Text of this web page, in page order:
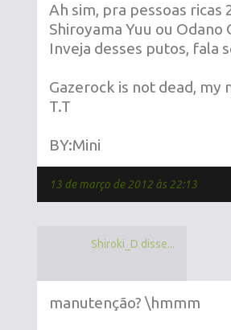
Ah sim, pra pessoas ricas
Shiroyama Yuu ou Odano
Inveja desses putos, fala
Gazerock is not dead, my
T.T
BY:Mini
13 de março de 2012 às 22:13
Shiroki_D disse...
manutenção? \hmmm